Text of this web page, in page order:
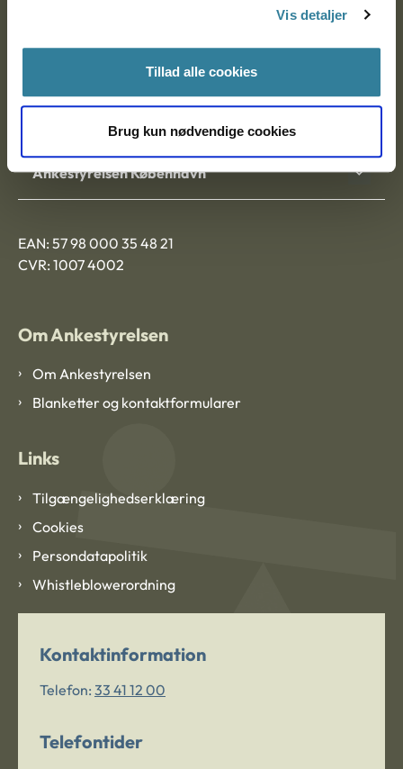
Vis detaljer
Tillad alle cookies
Brug kun nødvendige cookies
9000 Aalborg
Ankestyrelsen København
EAN: 57 98 000 35 48 21
CVR: 1007 4002
Om Ankestyrelsen
Om Ankestyrelsen
Blanketter og kontaktformularer
Links
Tilgængelighedserklæring
Cookies
Persondatapolitik
Whistleblowerordning
Kontaktinformation
Telefon: 33 41 12 00
Telefontider